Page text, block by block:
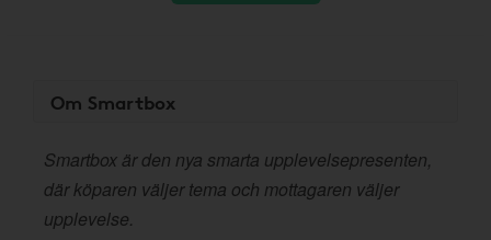
Om Smartbox
Smartbox är den nya smarta upplevelsepresenten,
där köparen väljer tema och mottagaren väljer
upplevelse.